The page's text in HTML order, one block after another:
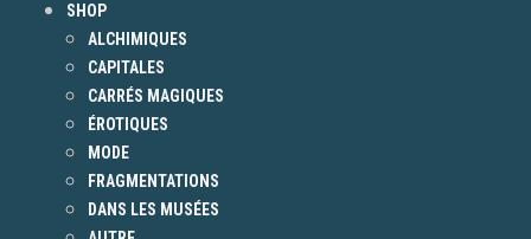
SHOP
ALCHIMIQUES
CAPITALES
CARRÉS MAGIQUES
ÉROTIQUES
MODE
FRAGMENTATIONS
DANS LES MUSÉES